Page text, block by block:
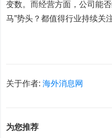
变数。而经营方面，公司能
马”势头？都值得行业持续关注
关于作者:海外消息网
为您推荐